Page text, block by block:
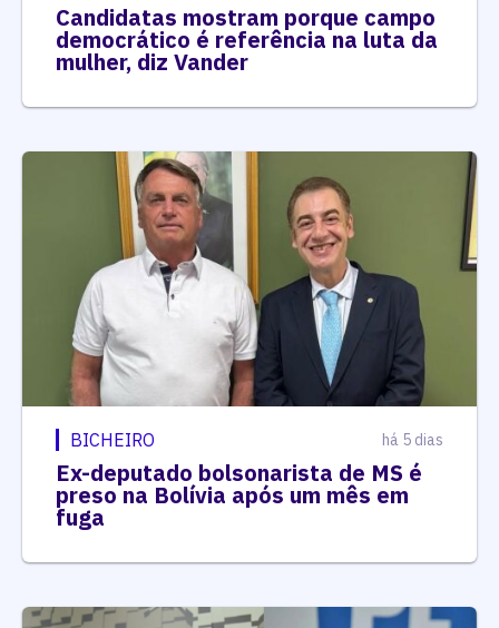
Candidatas mostram porque campo
democrático é referência na luta da
mulher, diz Vander
BICHEIRO há 5 dias
Ex-deputado bolsonarista de MS é
preso na Bolívia após um mês em
fuga